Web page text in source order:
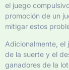
el juego
promoción de un
mitigar estos
Adicionalmente, el
de la suerte y el
ganadores de la